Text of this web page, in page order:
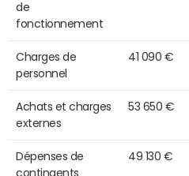
de
fonctionnement
Charges de
personnel
41 090 €
Achats et charges
externes
53 650 €
Dépenses de
contingents
49 130 €